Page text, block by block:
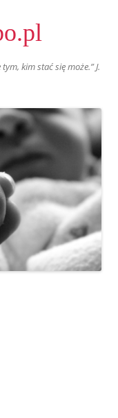
kim stać się może.” J.